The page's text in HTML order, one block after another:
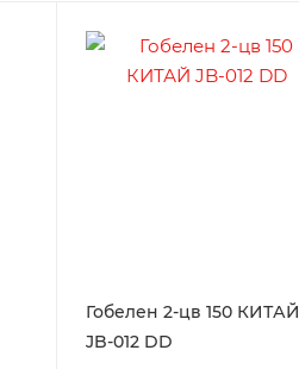
Гобелен 2-цв 150 КИТАЙ
JB-012 DD